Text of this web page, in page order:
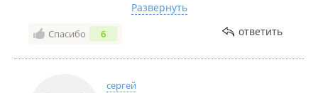
документе имеет в перспективе риск нарваться на
длительную беготню по устранению этого
недостатка,допущеного работниками военкомата.
Информация для военкома настоящего ВК.
Первореченского районов,по моим наблюдениям
Развернуть
Спасибо 6 ответить
сергей